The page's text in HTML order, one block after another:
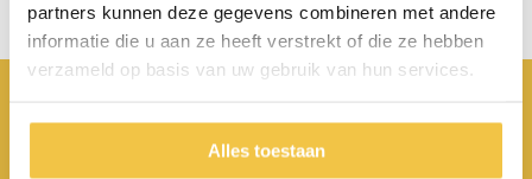
partners kunnen deze gegevens combineren met andere
informatie die u aan ze heeft verstrekt of die ze hebben
verzameld op basis van uw gebruik van hun services.
Alles toestaan